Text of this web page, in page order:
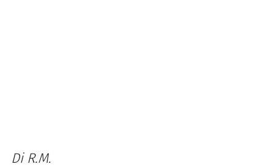
Di R.M.